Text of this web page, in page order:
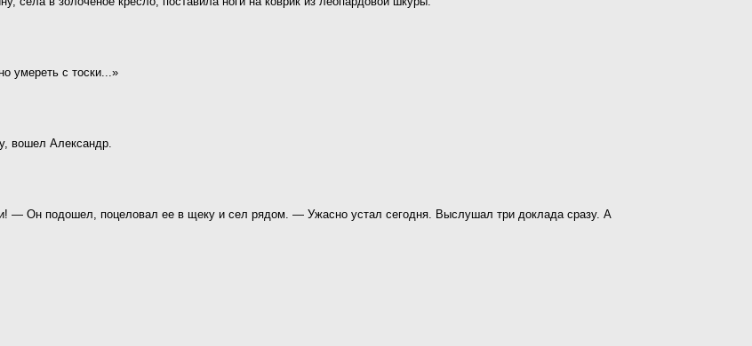
умереть с тоски...»
вошел Александр.
— Он подошел, поцеловал ее в щеку и сел рядом. — Ужасно устал сегодня. Выслушал три доклада сразу. А